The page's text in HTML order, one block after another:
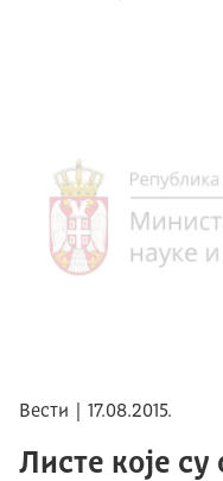
Вести | 17.08.2015.
Листе које су